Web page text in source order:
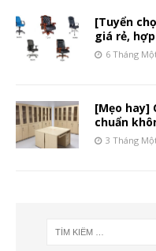
[Tuyển
giá rẻ,
6 Tháng
[Mẹo hay]
chuẩn
3 Tháng